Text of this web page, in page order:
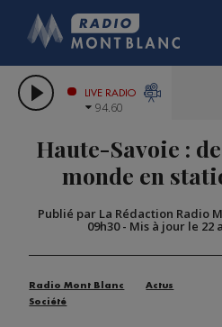
LES CHRONIQUES
CITIZEN
GRAND MASSIF
COMPAGNIE DU
LIVE RADIO
94.60
Haute-Savoie :
monde en
Publié par La Rédaction Radio
09h30- Mis à jour le 22
Radio Mont Blanc
Actus
Société